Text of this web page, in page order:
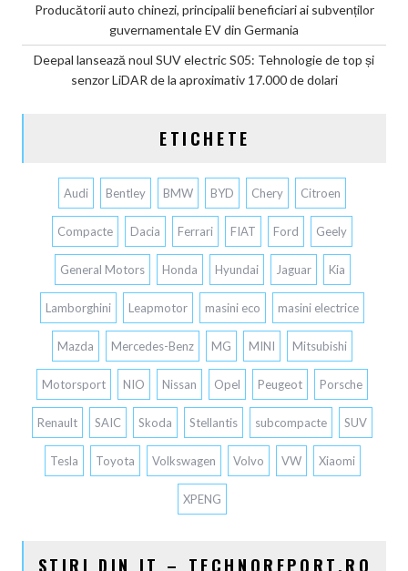
Producătorii auto chinezi, principalii beneficiari ai subvenților
guvernamentale EV din Germania
Deepal lansează noul SUV electric S05: Tehnologie de top și
senzor LiDAR de la aproximativ 17.000 de dolari
ETICHETE
Audi Bentley BMW BYD Chery Citroen
Compacte Dacia Ferrari FIAT Ford Geely
General Motors Honda Hyundai Jaguar Kia
Lamborghini Leapmotor masini eco masini electrice
Mazda Mercedes-Benz MG MINI Mitsubishi
Motorsport NIO Nissan Opel Peugeot Porsche
Renault SAIC Skoda Stellantis subcompacte SUV
Tesla Toyota Volkswagen Volvo VW Xiaomi
XPENG
STIRI DIN IT – TECHNOREPORT.RO